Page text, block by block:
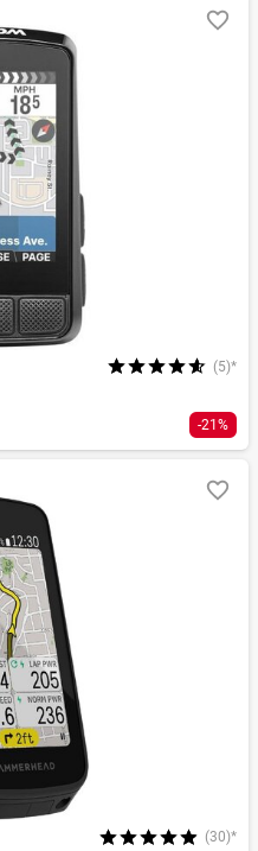
(5)*
-21%
(30)*